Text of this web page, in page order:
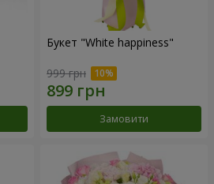
Букет "White happiness"
999 грн
Замовити